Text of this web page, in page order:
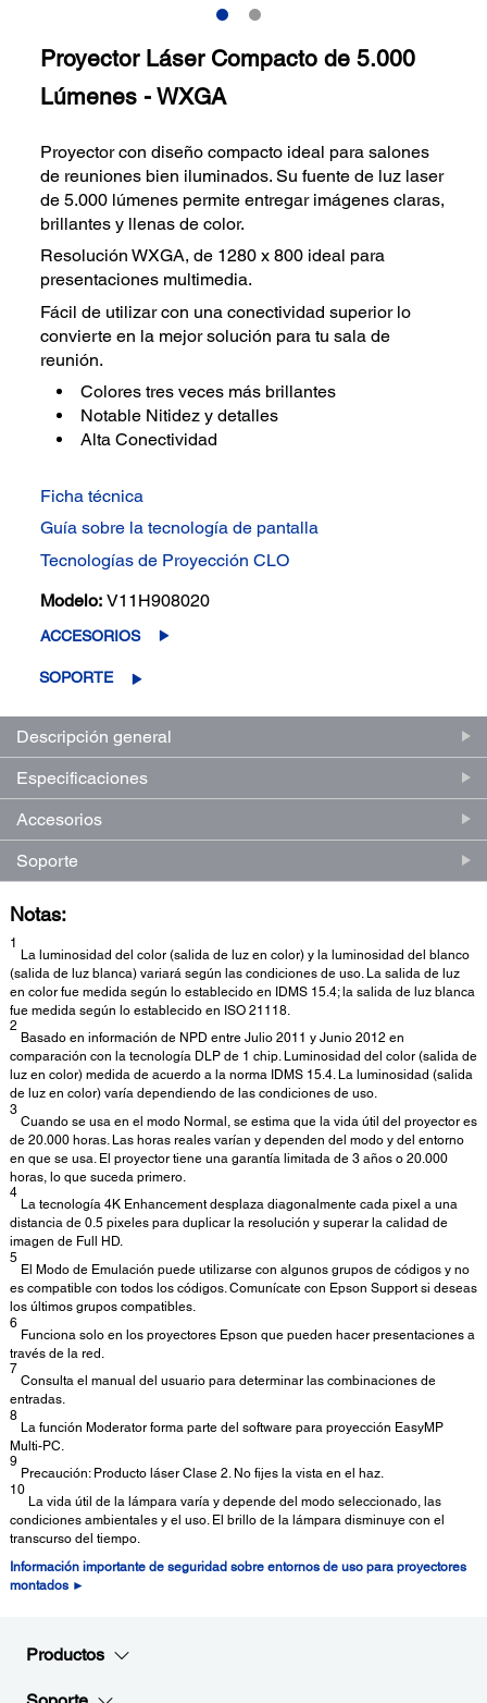
Proyector Láser Compacto de 5.000
Lúmenes - WXGA
Proyector con diseño compacto ideal para salones
de reuniones bien iluminados. Su fuente de luz laser
de 5.000 lúmenes permite entregar imágenes claras,
brillantes y llenas de color.
Resolución WXGA, de 1280 x 800 ideal para
presentaciones multimedia.
Fácil de utilizar con una conectividad superior lo
convierte en la mejor solución para tu sala de
reunión.
Colores tres veces más brillantes
Notable Nitidez y detalles
Alta Conectividad
Ficha técnica
Guía sobre la tecnología de pantalla
Tecnologías de Proyección CLO
Modelo: V11H908020
ACCESORIOS
SOPORTE
Descripción general
Especificaciones
Accesorios
Soporte
Notas:
1
La luminosidad del color (salida de luz en color) y la luminosidad del blanco
(salida de luz blanca) variará según las condiciones de uso. La salida de luz
en color fue medida según lo establecido en IDMS 15.4; la salida de luz blanca
fue medida según lo establecido en ISO 21118.
2
Basado en información de NPD entre Julio 2011 y Junio 2012 en
comparación con la tecnología DLP de 1 chip. Luminosidad del color (salida de
luz en color) medida de acuerdo a la norma IDMS 15.4. La luminosidad (salida
de luz en color) varía dependiendo de las condiciones de uso.
3
Cuando se usa en el modo Normal, se estima que la vida útil del proyector es
de 20.000 horas. Las horas reales varían y dependen del modo y del entorno
en que se usa. El proyector tiene una garantía limitada de 3 años o 20.000
horas, lo que suceda primero.
4
La tecnología 4K Enhancement desplaza diagonalmente cada pixel a una
distancia de 0.5 pixeles para duplicar la resolución y superar la calidad de
imagen de Full HD.
5
El Modo de Emulación puede utilizarse con algunos grupos de códigos y no
es compatible con todos los códigos. Comunícate con Epson Support si deseas
los últimos grupos compatibles.
6
Funciona solo en los proyectores Epson que pueden hacer presentaciones a
través de la red.
7
Consulta el manual del usuario para determinar las combinaciones de
entradas.
8
La función Moderator forma parte del software para proyección EasyMP
Multi-PC.
9
Precaución: Producto láser Clase 2. No fijes la vista en el haz.
10
La vida útil de la lámpara varía y depende del modo seleccionado, las
condiciones ambientales y el uso. El brillo de la lámpara disminuye con el
transcurso del tiempo.
Información importante de seguridad sobre entornos de uso para proyectores
montados ►
Productos